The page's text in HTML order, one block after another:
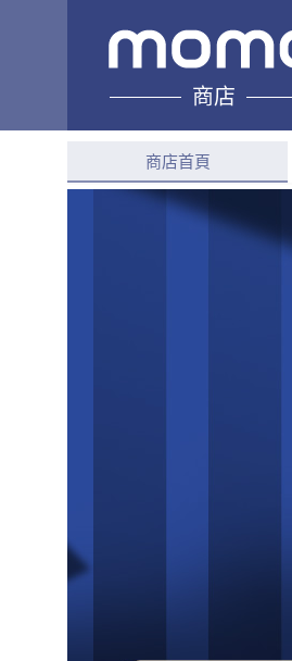
商店
奢潤之耀
綜合評分
商店首頁